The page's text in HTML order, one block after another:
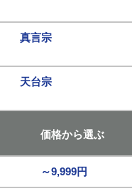
真言宗
天台宗
価格から選ぶ
～9,999円